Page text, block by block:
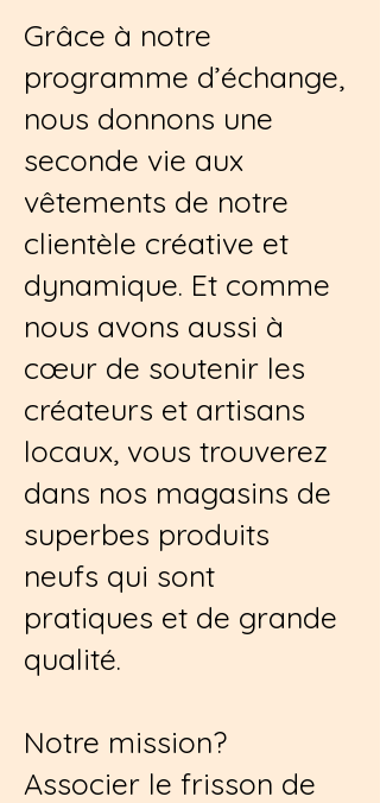
Grâce à notre
programme d’échange,
nous donnons une
seconde vie aux
vêtements de notre
clientèle créative et
dynamique. Et comme
nous avons aussi à
cœur de soutenir les
créateurs et artisans
locaux, vous trouverez
dans nos magasins de
superbes produits
neufs qui sont
pratiques et de grande
qualité.
Notre mission?
Associer le frisson de